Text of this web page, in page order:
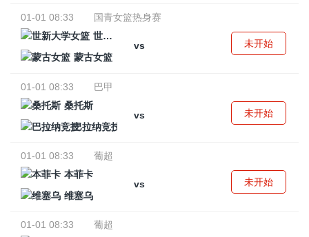
01-01 08:33
国青女篮热身赛
世新大学女篮
vs
蒙古女篮
未开始
01-01 08:33
巴甲
桑托斯
vs
巴拉纳竞技
未开始
01-01 08:33
葡超
本菲卡
vs
维塞乌
未开始
01-01 08:33
葡超